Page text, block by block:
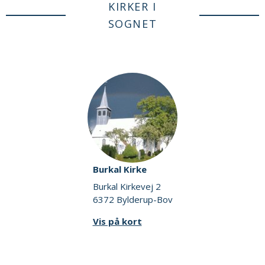
KIRKER I
SOGNET
Burkal Kirke
Burkal Kirkevej 2
6372 Bylderup-Bov
Vis på kort